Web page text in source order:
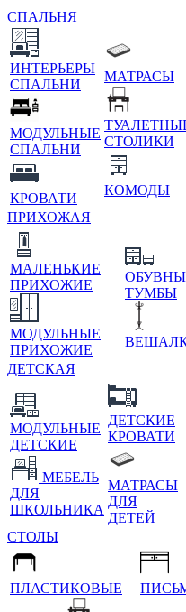
СПАЛЬНЯ
ИНТЕРЬЕРЫ
СПАЛЬНИ
МОДУЛЬНЫЕ
СПАЛЬНИ
КРОВАТИ
МАТРАСЫ
СТОЛИКИ
КОМОДЫ
ПРИХОЖАЯ
МАЛЕНЬКИЕ
ПРИХОЖИЕ
МОДУЛЬНЫЕ
ПРИХОЖИЕ
ТУМБЫ
ДЕТСКАЯ
МОДУЛЬНЫЕ
ДЕТСКИЕ
МЕБЕЛЬ
ДЛЯ
ШКОЛЬНИКА
ДЕТСКИЕ
КРОВАТИ
МАТРАСЫ
ДЛЯ
ДЕТЕЙ
СТОЛЫ
ПЛАСТИКОВЫЕ